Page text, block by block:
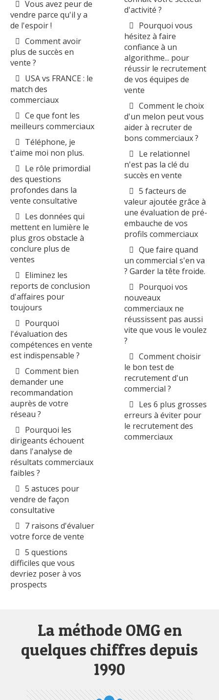
Vous avez peur de
vendre parce qu'il y a
de l'espoir !
Comment avoir
plus de succès en
vente ?
USA vs FRANCE : le
match des
commerciaux
Ce que font les
meilleurs commerciaux
Téléphone, je
t'aime moi non plus.
Le rôle primordial
des questions
profondes dans la
vente consultative
Les données qui
mettent en lumière le
plus gros obstacle à
conclure plus de
ventes
Eliminez les
reports de conclusion
d'affaires pour
toujours
Pourquoi
l'évaluation des
compétences en vente
est indispensable ?
Comment bien
demander une
recommandation
auprès de votre
réseau ?
Pourquoi les
dirigeants échouent
dans l'analyse de
résultats commerciaux
faibles ?
5 astuces pour
vendre de façon
consultative
7 raisons d'évaluer
votre force de vente
5 questions
difficiles que vous
devriez poser à vos
prospects
d'activité ?
Pourquoi vous
hésitez à faire
confiance à un
algorithme... pour
réussir le recrutement
de vos équipes de
vente
Comment le choix
d'un melon peut vous
aider à recruter de
bons commerciaux ?
Le relationnel
n'est pas la clé du
succès en vente
5 facteurs de
valeur ajoutée grâce à
une évaluation de pré-
embauche de vos
profils commerciaux
Que faire quand
un commercial s'en va
? Garder la tête froide.
Pourquoi vos
nouveaux
commerciaux ne
réussissent pas aussi
vite que vous le voulez
?
Comment choisir
le bon test de
recrutement d'un
commercial ?
Les 6 plus grosses
erreurs à éviter pour
le recrutement des
commerciaux
La méthode OMG en
quelques chiffres depuis
1990